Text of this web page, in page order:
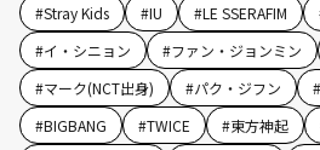
#Stray Kids #IU #LE SSERAFIM
#イ・シニョン #ファン・ジョンミン
#マーク(NCT出身) #パク・ジフン #
#BIGBANG #TWICE #東方神起